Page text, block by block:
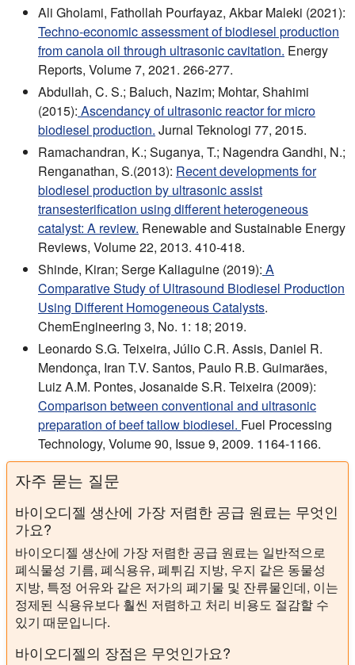
Ali Gholami, Fathollah Pourfayaz, Akbar Maleki (2021):
Techno-economic assessment of biodiesel production
from canola oil through ultrasonic cavitation. Energy
Reports, Volume 7, 2021. 266-277.
Abdullah, C. S.; Baluch, Nazim; Mohtar, Shahimi
(2015): Ascendancy of ultrasonic reactor for micro
biodiesel production. Jurnal Teknologi 77, 2015.
Ramachandran, K.; Suganya, T.; Nagendra Gandhi, N.;
Renganathan, S.(2013): Recent developments for
biodiesel production by ultrasonic assist
transesterification using different heterogeneous
catalyst: A review. Renewable and Sustainable Energy
Reviews, Volume 22, 2013. 410-418.
Shinde, Kiran; Serge Kaliaguine (2019): A
Comparative Study of Ultrasound Biodiesel Production
Using Different Homogeneous Catalysts.
ChemEngineering 3, No. 1: 18; 2019.
Leonardo S.G. Teixeira, Júlio C.R. Assis, Daniel R.
Mendonça, Iran T.V. Santos, Paulo R.B. Guimarães,
Luiz A.M. Pontes, Josanaide S.R. Teixeira (2009):
Comparison between conventional and ultrasonic
preparation of beef tallow biodiesel. Fuel Processing
Technology, Volume 90, Issue 9, 2009. 1164-1166.
자주 묻는 질문
바이오디젤 생산에 가장 저렴한 공급 원료는 무엇인
가요?
바이오디젤 생산에 가장 저렴한 공급 원료는 일반적으로
폐식물성 기름, 폐식용유, 폐튀김 지방, 우지 같은 동물성
지방, 특정 어유와 같은 저가의 폐기물 및 잔류물인데, 이는
정제된 식용유보다 훨씬 저렴하고 처리 비용도 절감할 수
있기 때문입니다.
바이오디젤의 장점은 무엇인가요?